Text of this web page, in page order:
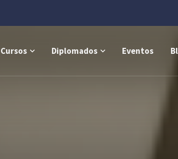
Cursos Diplomados Eventos